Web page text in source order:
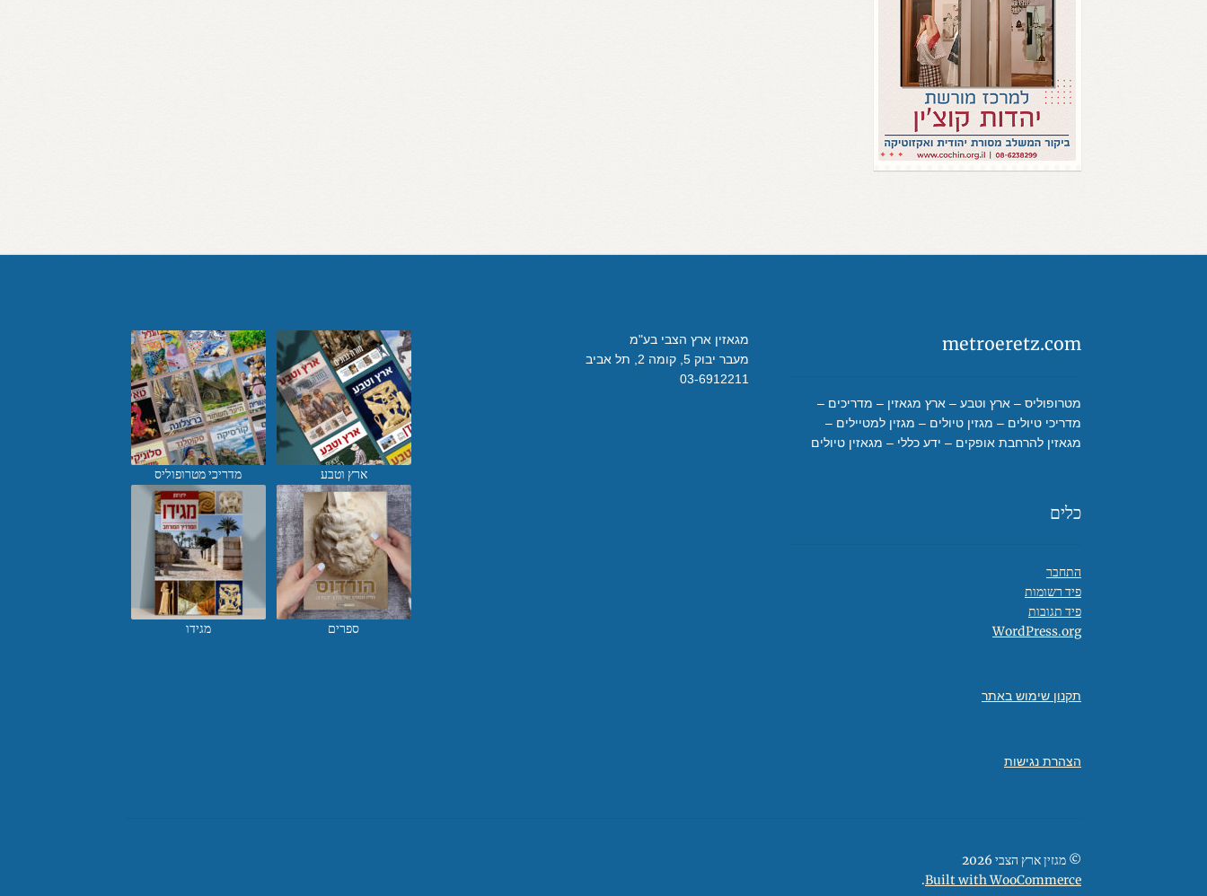
metroeretz.com
מטרופוליס – ארץ וטבע – ארץ מגאזין – מדריכים –
מדריכי טיולים – מגזין טיולים – מגזין למטיילים –
מגאזין להרחבת אופקים – ידע כללי – מגאזין טיולים
כלים
התחבר
פיד רשומות
פיד תגובות
WordPress.org
תקנון שימוש באתר
הצהרת נגישות
מגאזין ארץ הצבי בע"מ
מעבר יבוק 5, קומה 2, תל אביב
03-6912211
ארץ וטבע מדריכי מטרופוליס
ספרים מגידו
© מגזין ארץ הצבי 2026
Built with WooCommerce
.